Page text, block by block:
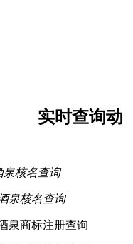
实时查询动
泉核名查询
泉核名查询
泉商标注册查询